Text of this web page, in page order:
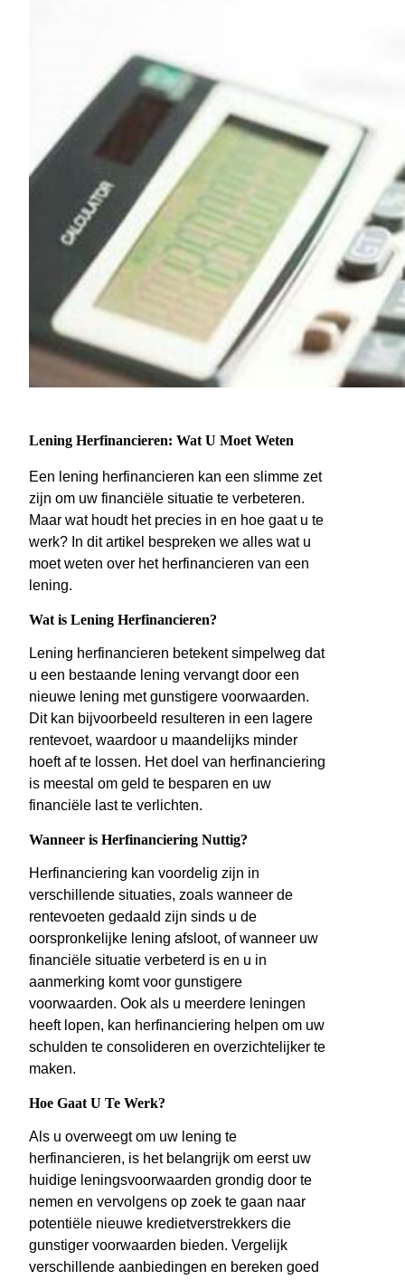
Lening Herfinancieren: Wat U Moet Weten
Een lening herfinancieren kan een slimme zet
zijn om uw financiële situatie te verbeteren.
Maar wat houdt het precies in en hoe gaat u te
werk? In dit artikel bespreken we alles wat u
moet weten over het herfinancieren van een
lening.
Wat is Lening Herfinancieren?
Lening herfinancieren betekent simpelweg dat
u een bestaande lening vervangt door een
nieuwe lening met gunstigere voorwaarden.
Dit kan bijvoorbeeld resulteren in een lagere
rentevoet, waardoor u maandelijks minder
hoeft af te lossen. Het doel van herfinanciering
is meestal om geld te besparen en uw
financiële last te verlichten.
Wanneer is Herfinanciering Nuttig?
Herfinanciering kan voordelig zijn in
verschillende situaties, zoals wanneer de
rentevoeten gedaald zijn sinds u de
oorspronkelijke lening afsloot, of wanneer uw
financiële situatie verbeterd is en u in
aanmerking komt voor gunstigere
voorwaarden. Ook als u meerdere leningen
heeft lopen, kan herfinanciering helpen om uw
schulden te consolideren en overzichtelijker te
maken.
Hoe Gaat U Te Werk?
Als u overweegt om uw lening te
herfinancieren, is het belangrijk om eerst uw
huidige leningsvoorwaarden grondig door te
nemen en vervolgens op zoek te gaan naar
potentiële nieuwe kredietverstrekkers die
gunstiger voorwaarden bieden. Vergelijk
verschillende aanbiedingen en bereken goed